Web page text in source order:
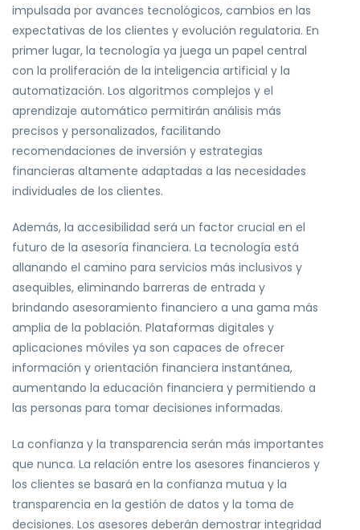
impulsada por avances tecnológicos, cambios en las
expectativas de los clientes y evolución regulatoria. En
primer lugar, la tecnología ya juega un papel central
con la proliferación de la inteligencia artificial y la
automatización. Los algoritmos complejos y el
aprendizaje automático permitirán análisis más
precisos y personalizados, facilitando
recomendaciones de inversión y estrategias
financieras altamente adaptadas a las necesidades
individuales de los clientes.
Además, la accesibilidad será un factor crucial en el
futuro de la asesoría financiera. La tecnología está
allanando el camino para servicios más inclusivos y
asequibles, eliminando barreras de entrada y
brindando asesoramiento financiero a una gama más
amplia de la población. Plataformas digitales y
aplicaciones móviles ya son capaces de ofrecer
información y orientación financiera instantánea,
aumentando la educación financiera y permitiendo a
las personas para tomar decisiones informadas.
La confianza y la transparencia serán más importantes
que nunca. La relación entre los asesores financieros y
los clientes se basará en la confianza mutua y la
transparencia en la gestión de datos y la toma de
decisiones. Los asesores deberán demostrar integridad